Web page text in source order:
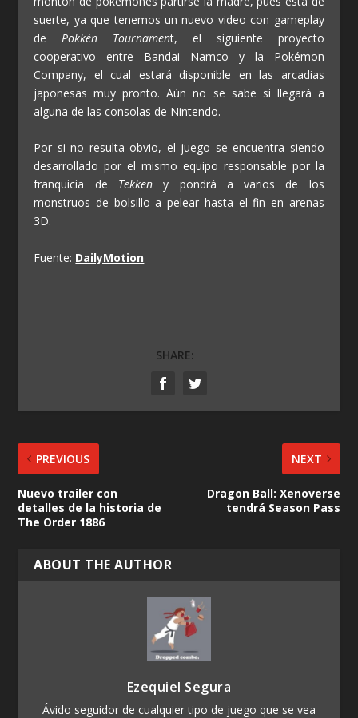
suerte, ya que tenemos un nuevo video con gameplay
de Pokkén Tournament, el siguiente proyecto
cooperativo entre Bandai Namco y la Pokémon
Company, el cual estará disponible en las arcadias
japonesas muy pronto. Aún no se sabe si llegará a
alguna de las consolas de Nintendo.
Por si no resulta obvio, el juego se encuentra siendo
desarrollado por el mismo equipo responsable por la
franquicia de Tekkeny pondrá a varios de los
monstruos de bolsillo a pelear hasta el fin en arenas
3D.
Fuente: DailyMotion
SHARE:
PREVIOUS
Nuevo trailer con
detalles de la historia de
The Order 1886
NEXT
Dragon Ball: Xenoverse
tendrá Season Pass
ABOUT THE AUTHOR
Ezequiel Segura
Ávido seguidor de cualquier tipo de juego que se vea